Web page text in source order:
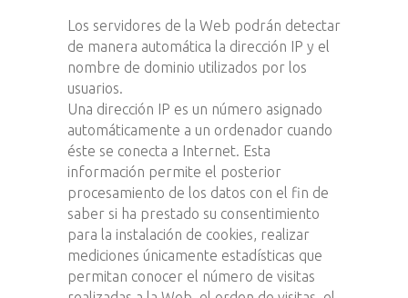
Los servidores de la Web podrán detectar
de manera automática la dirección IP y el
nombre de dominio utilizados por los
usuarios.
Una dirección IP es un número asignado
automáticamente a un ordenador cuando
éste se conecta a Internet. Esta
información permite el posterior
procesamiento de los datos con el fin de
saber si ha prestado su consentimiento
para la instalación de cookies, realizar
mediciones únicamente estadísticas que
permitan conocer el número de visitas